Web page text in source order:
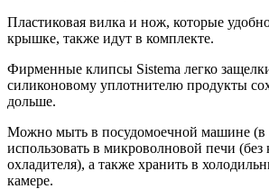
Пластиковая вилка и нож, которые
крышке, также идут в комплекте.
Фирменные клипсы Sistema легко
силиконовому уплотнителю продукты
дольше.
Можно мыть в посудомоечной машине (в
использовать в микроволновой печи
охладителя), а также хранить в
камере.